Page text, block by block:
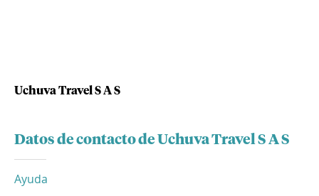
Uchuva Travel S A S
Datos de contacto de Uchuva Travel S A S
Ayuda